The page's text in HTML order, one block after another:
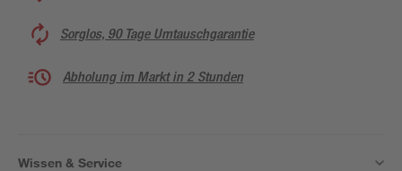
Sorglos, 90 Tage Umtauschgarantie
Abholung im Markt in 2 Stunden
Wissen & Service